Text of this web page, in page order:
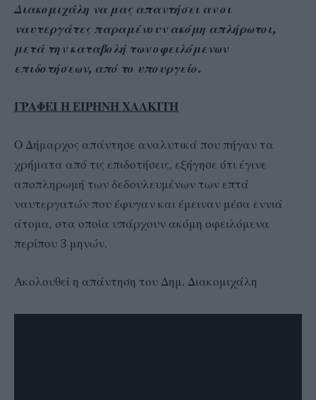
Διακομιχάλη να μας απαντήσει αν οι
ναυτεργάτες παραμένουν ακόμη απλήρωτοι,
μετά την καταβολή των οφειλόμενων
επιδοτήσεων, από το υπουργείο.
ΓΡΑΦΕΙ Η ΕΙΡΗΝΗ ΧΑΛΚΙΤΗ
Ο Δήμαρχος απάντησε αναλυτικά που πήγαν τα
χρήματα από τις επιδοτήσεις, εξήγησε ότι έγινε
αποπληρωμή των δεδουλευμένων των επτά
ναυτεργατών που έφυγαν και έμειναν μέσα εννιά
άτομα, στα οποία υπάρχουν ακόμη οφειλόμενα
περίπου 3 μηνών.
Ακολουθεί η απάντηση του Δημ. Διακομιχάλη